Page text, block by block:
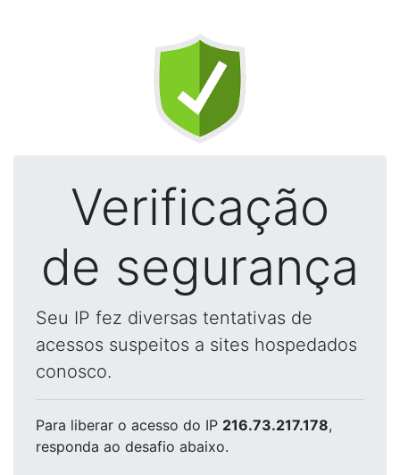
Verificação
de segurança
Seu IP fez diversas tentativas de
acessos suspeitos a sites hospedados
conosco.
Para liberar o acesso do IP 216.73.217.178,
responda ao desafio abaixo.